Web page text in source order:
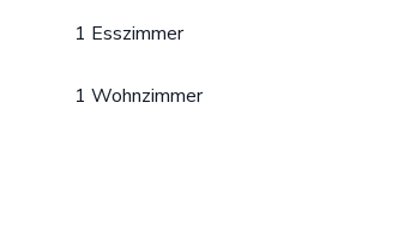
1 Esszimmer
1 Wohnzimmer